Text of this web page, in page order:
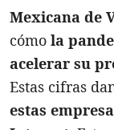
Mexicana de
cómo la
acelerar su
Estas cifras
estas